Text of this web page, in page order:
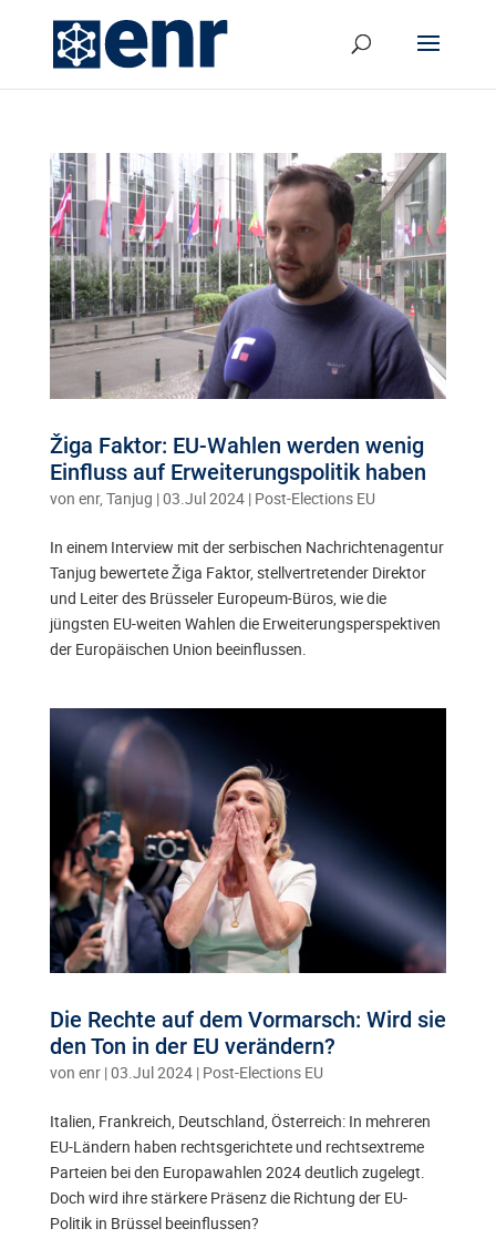
Žiga Faktor: EU-Wahlen werden wenig
Einfluss auf Erweiterungspolitik haben
von enr, Tanjug |03.Jul 2024| Post-Elections EU
In einem Interview mit der serbischen Nachrichtenagentur
Tanjug bewertete Žiga Faktor, stellvertretender Direktor
und Leiter des Brüsseler Europeum-Büros, wie die
jüngsten EU-weiten Wahlen die Erweiterungsperspektiven
der Europäischen Union beeinflussen.
Die Rechte auf dem Vormarsch: Wird sie
den Ton in der EU verändern?
von enr|03.Jul 2024| Post-Elections EU
Italien, Frankreich, Deutschland, Österreich: In mehreren
EU-Ländern haben rechtsgerichtete und rechtsextreme
Parteien bei den Europawahlen 2024 deutlich zugelegt.
Doch wird ihre stärkere Präsenz die Richtung der EU-
Politik in Brüssel beeinflussen?